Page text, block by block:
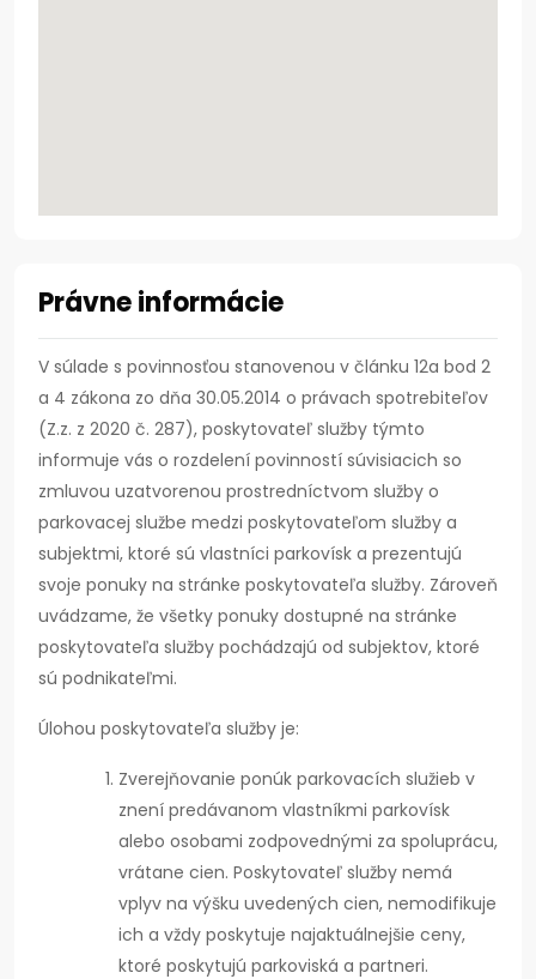
Právne informácie
V súlade s povinnosťou stanovenou v článku 12a bod 2
a 4 zákona zo dňa 30.05.2014 o právach spotrebiteľov
(Z.z. z 2020 č. 287), poskytovateľ služby týmto
informuje vás o rozdelení povinností súvisiacich so
zmluvou uzatvorenou prostredníctvom služby o
parkovacej službe medzi poskytovateľom služby a
subjektmi, ktoré sú vlastníci parkovísk a prezentujú
svoje ponuky na stránke poskytovateľa služby. Zároveň
uvádzame, že všetky ponuky dostupné na stránke
poskytovateľa služby pochádzajú od subjektov, ktoré
sú podnikateľmi.
Úlohou poskytovateľa služby je:
Zverejňovanie ponúk parkovacích služieb v
znení predávanom vlastníkmi parkovísk
alebo osobami zodpovednými za spoluprácu,
vrátane cien. Poskytovateľ služby nemá
vplyv na výšku uvedených cien, nemodifikuje
ich a vždy poskytuje najaktuálnejšie ceny,
ktoré poskytujú parkoviská a partneri.